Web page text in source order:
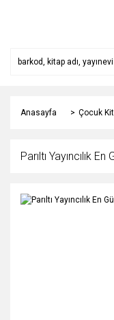
Anasayfa Çocuk
Parıltı Yayıncılık